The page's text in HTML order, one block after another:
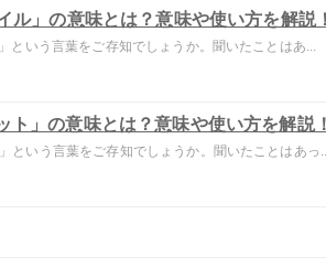
ル」の意味とは？意味や使い方を解説！
」という言葉をご存知でしょうか。聞いたことはあ...
ト」の意味とは？意味や使い方を解説！
」という言葉をご存知でしょうか。聞いたことはあっ